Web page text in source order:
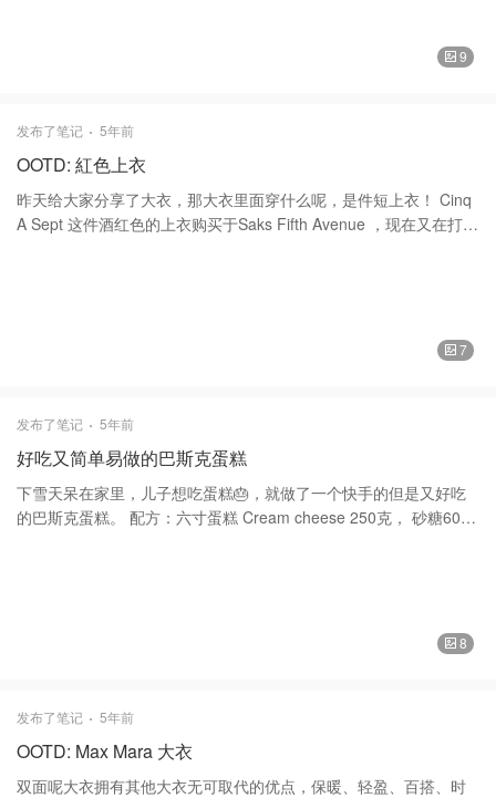
的小熊头像设计。 两个手柄。 顶部编织轻质面料，抽绳开合。 内部
裤之类的。小女孩嘛总是爱打扮的。 姐妹们啊，冲啊，一起买吧。
9
发布了笔记 5年前
OOTD: 紅色上衣
昨天给大家分享了大衣，那大衣里面穿什么呢，是件短上衣！ Cinq
A Sept 这件酒红色的上衣购买于Saks Fifth Avenue ，现在又在打折
7
发布了笔记 5年前
好吃又简单易做的巴斯克蛋糕
下雪天呆在家里，儿子想吃蛋糕🎂，就做了一个快手的但是又好吃
的巴斯克蛋糕。 配方：六寸蛋糕 Cream cheese 250克， 砂糖60
简单又好吃的蛋糕，在下雪天冲杯热奶茶是最好的下午茶了。 谢谢
8
发布了笔记 5年前
OOTD: Max Mara 大衣
双面呢大衣拥有其他大衣无可取代的优点，保暖、轻盈、百搭、时